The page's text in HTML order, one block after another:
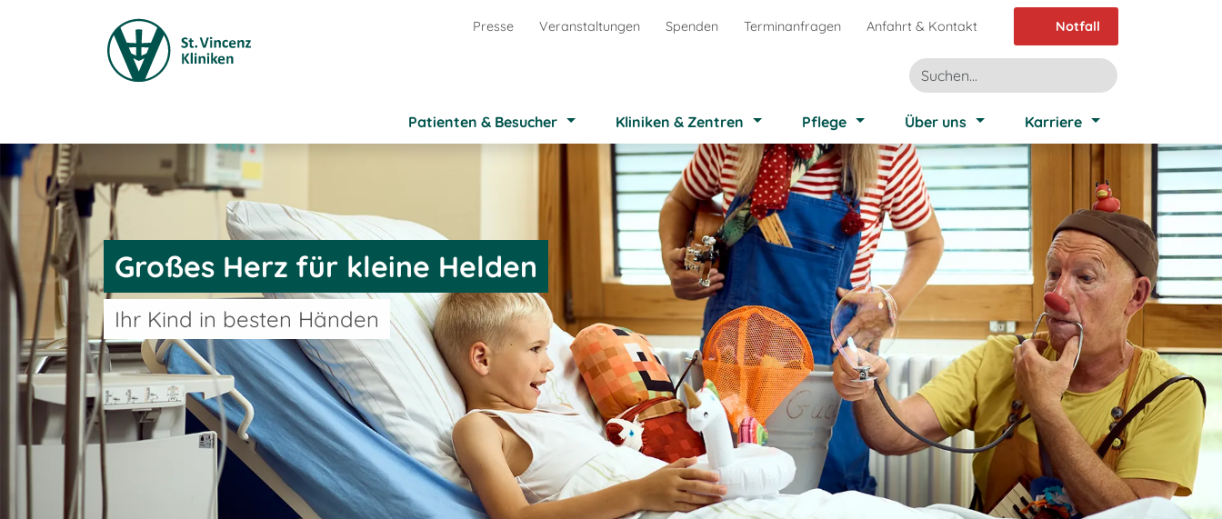
Presse Veranstaltungen Spenden Terminanfragen Anfahrt & Kontakt Notfall
Patienten & Besucher Kliniken & Zentren Pflege Über uns Karriere
Großes Herz für kleine Helden
Ihr Kind in besten Händen